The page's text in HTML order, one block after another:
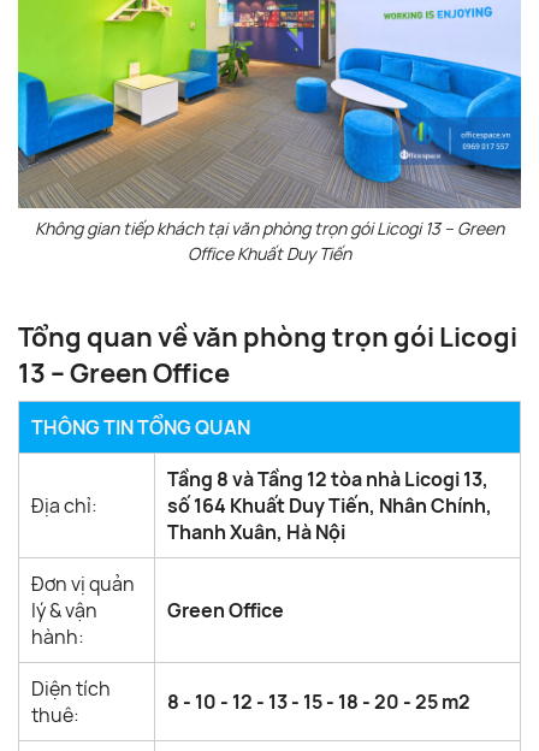
Không gian tiếp khách tại văn phòng trọn gói Licogi 13 – Green
Office Khuất Duy Tiến
Tổng quan về văn phòng trọn gói Licogi
13 – Green Office
THÔNG TIN TỔNG QUAN
Địa chỉ:
Tầng 8 và Tầng 12 tòa nhà Licogi 13,
số 164 Khuất Duy Tiến, Nhân Chính,
Thanh Xuân, Hà Nội
Đơn vị quản
lý & vận
hành:
Green Office
Diện tích
thuê:
8 - 10 - 12 - 13 - 15 - 18 - 20 - 25 m2